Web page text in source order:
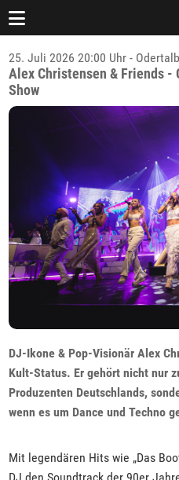
25. Juli 2026 20:00 Uhr -
Alex Christensen & Friends -
Show
DJ-Ikone & Pop-Visionär Alex
Kult-Status. Er gehört nicht nur
Produzenten Deutschlands,
wenn es um Dance und Techno
Mit legendären Hits wie „Das